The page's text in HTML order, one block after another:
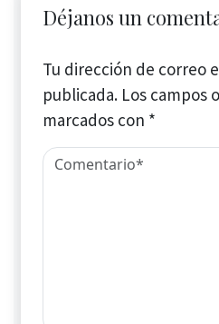
Déjanos un
Tu dirección de correo
publicada. Los campos
marcados con *